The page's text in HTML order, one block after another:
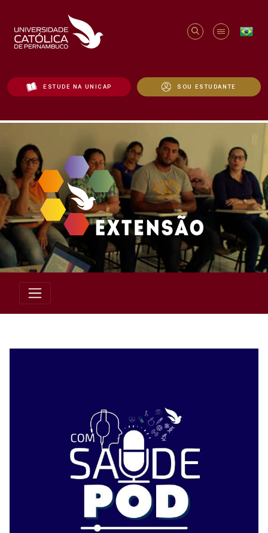
ESTUDE NA UNICAP SOU ESTUDANTE